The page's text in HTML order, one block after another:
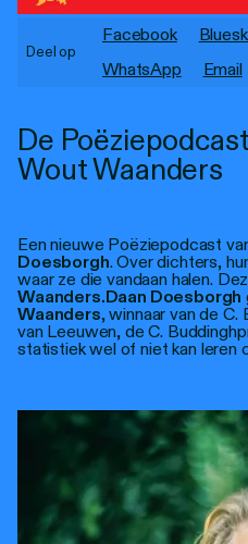
De
Wout Waanders
Een nieuwe Poëziepodcast
Doesborgh. Over dichters,
waar ze die vandaan halen.
Waanders.Daan Doesborgh
Waanders, winnaar van de C.
van Leeuwen, de C.
statistiek wel of niet kan leren
Deel op
Facebook
WhatsApp
Email